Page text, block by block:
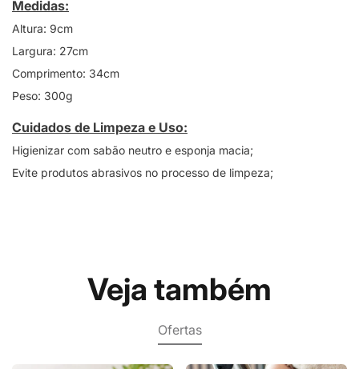
Medidas:
Altura: 9cm
Largura: 27cm
Comprimento: 34cm
Peso: 300g
Cuidados de Limpeza e Uso:
Higienizar com sabão neutro e esponja macia;
Evite produtos abrasivos no processo de limpeza;
Veja também
Ofertas